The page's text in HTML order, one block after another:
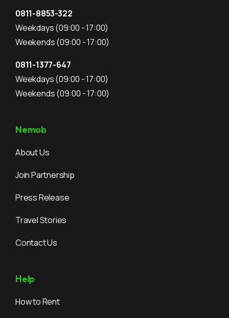
0811-8853-322
Weekdays(09:00 - 17:00)
Weekends(09:00 - 17:00)
0811-1377-647
Weekdays(09:00 - 17:00)
Weekends(09:00 - 17:00)
Nemob
About Us
Join Partnership
Press Release
Travel Stories
Contact Us
Help
How to Rent